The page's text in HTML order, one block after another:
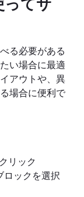
る必要がある
い場合に最適
アウトや、異
場合に便利で
リック
ックを選択